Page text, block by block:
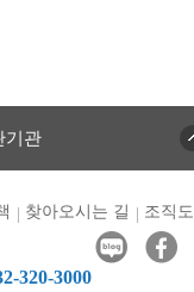
기관
찾아오시는 길 조직도
320-3000